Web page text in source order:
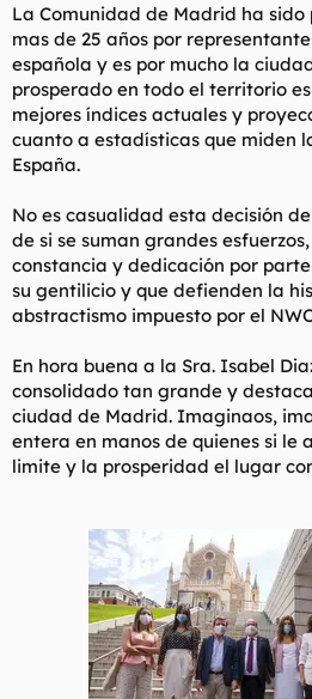
La Comunidad de Madrid ha
mas de 25 años por
española y es por mucho la
prosperado en todo el territorio
mejores índices actuales y
cuanto a estadísticas que miden
España.
No es casualidad esta decisión
de si se suman grandes
constancia y dedicación por
su gentilicio y que defienden la
abstractismo impuesto por el
En hora buena a la Sra. Isabel
consolidado tan grande y
ciudad de Madrid. Imaginaos,
entera en manos de quienes si le
limite y la prosperidad el lugar